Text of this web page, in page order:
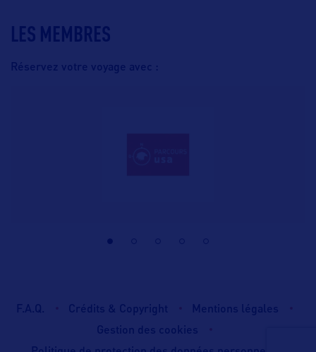
LES MEMBRES
Réservez votre voyage avec :
F.A.Q. Crédits & Copyright
Mentions légales
Gestion des cookies